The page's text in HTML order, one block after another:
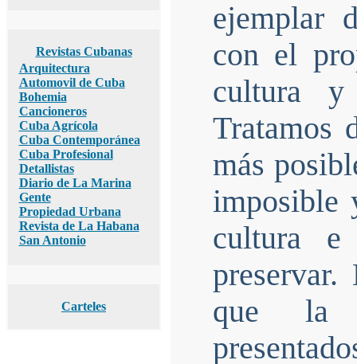
Revistas Cubanas
Arquitectura
Automovil de Cuba
Bohemia
Cancioneros
Cuba Agrícola
Cuba Contemporánea
Cuba Profesional
Detallistas
Diario de La Marina
Gente
Propiedad Urbana
Revista de La Habana
San Antonio
Carteles
ejemplar
con el
cultura y
Tratamos
más
imposible
cultura e
que la